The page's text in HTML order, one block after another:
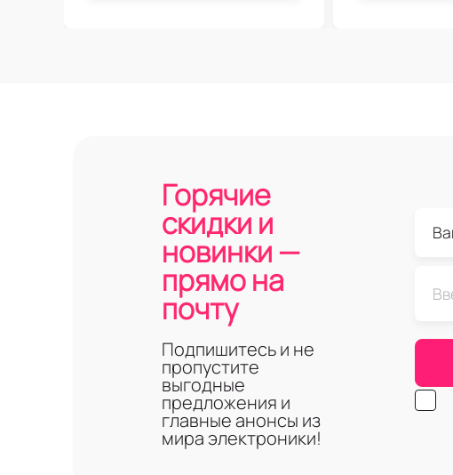
Горячие
скидки и
новинки —
прямо на
почту
Подпишитесь и не
пропустите
выгодные
предложения и
главные анонсы из
мира электроники!